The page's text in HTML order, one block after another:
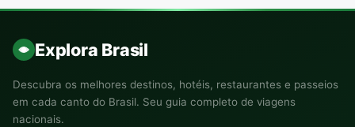
Explora Brasil
Descubra os melhores destinos, hotéis, restaurantes e passeios
em cada canto do Brasil. Seu guia completo de viagens
nacionais.